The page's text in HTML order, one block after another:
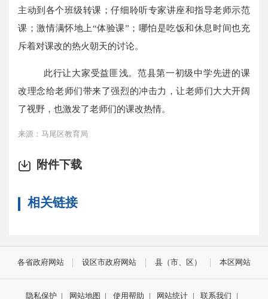
主动到各个班级转课；仔细聆听专家讲座和指导老师示范
课；激情满怀地上“体验课”；哪怕是吃饭和休息时间也充
斥着对课改的热火朝天的讨论。
此行让大家受益匪浅。范县第一初级中学先进的课
改理念给老师们带来了强烈的冲击力，让老师们大大开阔
了视野，也激发了老师们的课改热情。
来源：马尾区教育局
附件下载
相关链接
各省政府网站 设区市政府网站 县（市、区） 本区网站
隐私保护 | 网站地图 | 使用帮助 | 网站统计 | 联系我们 |